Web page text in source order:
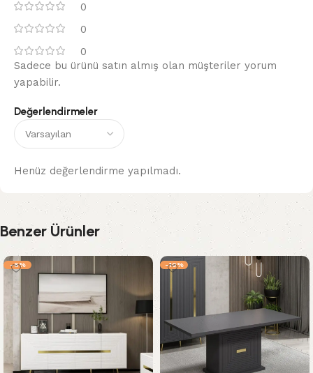
0
0
0
Değerlendirmeler
Henüz değerlendirme yapılmadı.
Sadece bu ürünü satın almış olan müşteriler yorum
yapabilir.
Benzer Ürünler
-6% -10%